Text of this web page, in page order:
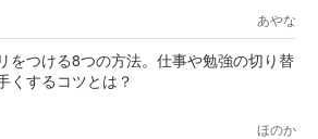
あやな
をつける8つの方法。仕事や勉強の切り替
くするコツとは？
ほのか